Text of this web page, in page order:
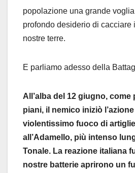
popolazione una grande
profondo desiderio di cacciare
nostre terre.
E parliamo adesso della
All’alba del 12 giugno,
piani, il nemico iniziò
violentissimo fuoco di
all’Adamello, più intenso
Tonale. La reazione italiana
nostre batterie aprirono un